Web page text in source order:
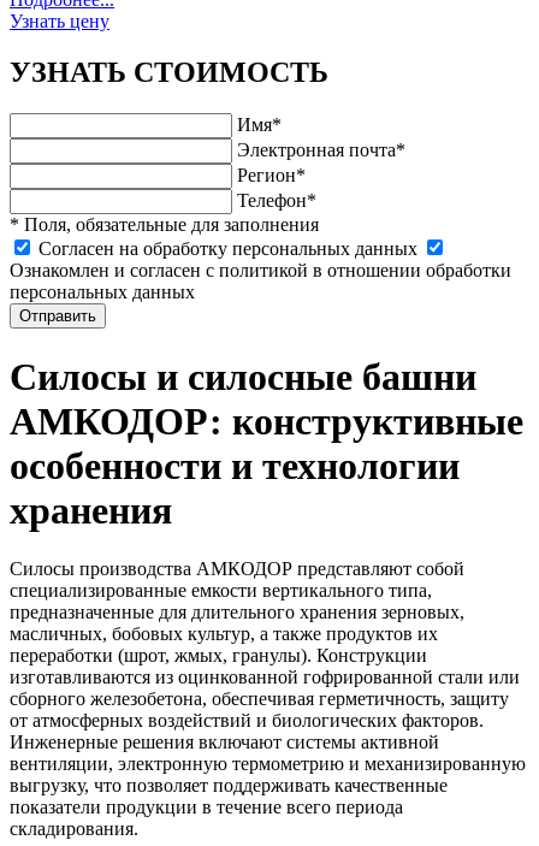
Узнать цену
УЗНАТЬ СТОИМОСТЬ
Имя*
Электронная почта*
Регион*
Телефон*
* Поля, обязательные для заполнения
Cогласен на обработку персональных данных
Ознакомлен и согласен с политикой в отношении обработки
персональных данных
Отправить
Силосы и силосные башни
АМКОДОР: конструктивные
особенности и технологии
хранения
Силосы производства АМКОДОР представляют собой
специализированные емкости вертикального типа,
предназначенные для длительного хранения зерновых,
масличных, бобовых культур, а также продуктов их
переработки (шрот, жмых, гранулы). Конструкции
изготавливаются из оцинкованной гофрированной стали или
сборного железобетона, обеспечивая герметичность, защиту
от атмосферных воздействий и биологических факторов.
Инженерные решения включают системы активной
вентиляции, электронную термометрию и механизированную
выгрузку, что позволяет поддерживать качественные
показатели продукции в течение всего периода
складирования.